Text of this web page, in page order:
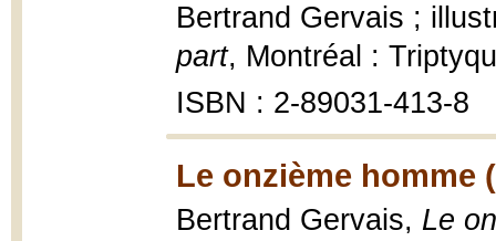
Bertrand Gervais ;
part, Montréal :
ISBN : 2-89031-413-8
Le onzième homme
Bertrand Gervais, Le